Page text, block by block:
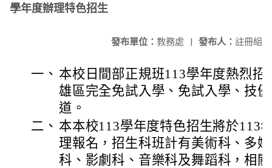
學年度辦理特色招生
發布人： 註冊組
發布單位： 教務處 |
一、 本校日間部正規班113學年度熱烈招
雄區完全免試入學、免試入學、技
道。
二、 本本校113學年度特色招生將於113
理報名，招生科班計有美術科、多
科、影劇科、音樂科及舞蹈科，相